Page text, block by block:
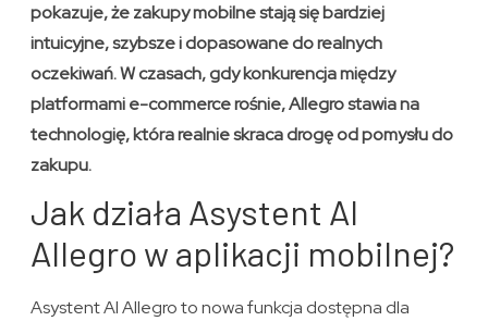
pokazuje, że zakupy mobilne stają się bardziej
intuicyjne, szybsze i dopasowane do realnych
oczekiwań. W czasach, gdy konkurencja między
platformami e-commerce rośnie, Allegro stawia na
technologię, która realnie skraca drogę od pomysłu do
zakupu.
Jak działa Asystent AI
Allegro w aplikacji mobilnej?
Asystent AI Allegro to nowa funkcja dostępna dla